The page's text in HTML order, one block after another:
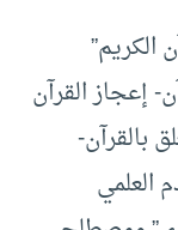
الكريم”
إعجاز القرآن
بالقرآن-
العلمي